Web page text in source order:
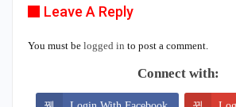
Leave A Reply
You must be logged in to post a comment.
Connect with: